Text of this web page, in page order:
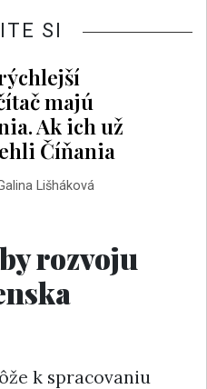
SI
majú
Ak ich už
Číňania
Lišháková
rozvoju
k spracovaniu